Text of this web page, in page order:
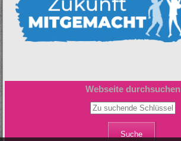
Webseite durchsuchen
Zu suchende Schlüsselwörter